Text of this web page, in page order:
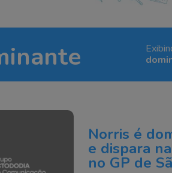
Norris é
e dispara
no GP de